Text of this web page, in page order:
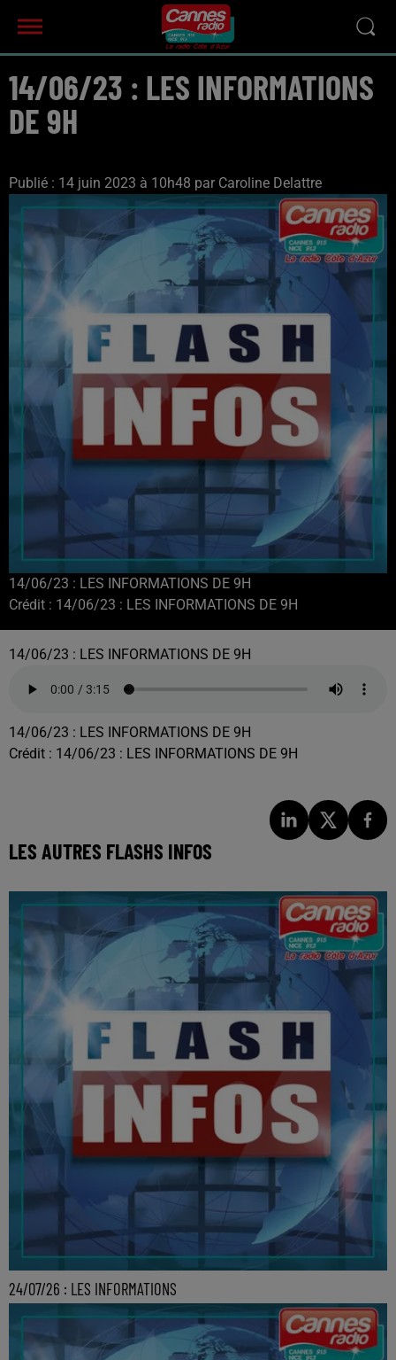
14/06/23 : LES INFORMATIONS
DE 9H
Publié : 14 juin 2023 à 10h48 par Caroline Delattre
14/06/23 : LES INFORMATIONS DE 9H
Crédit : 14/06/23 : LES INFORMATIONS DE 9H
14/06/23 : LES INFORMATIONS DE 9H
14/06/23 : LES INFORMATIONS DE 9H
Crédit : 14/06/23 : LES INFORMATIONS DE 9H
LES AUTRES FLASHS INFOS
24/07/26 : LES INFORMATIONS